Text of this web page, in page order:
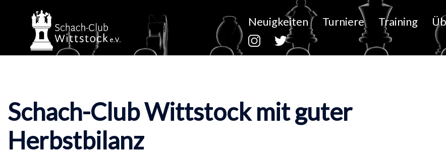
springen
Neuigkeiten Turniere Training
Schach-Club Wittstock mit guter
Herbstbilanz